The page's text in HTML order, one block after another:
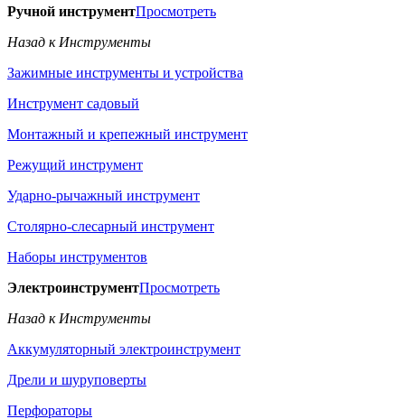
Ручной инструментПросмотреть
Назад к Инструменты
Зажимные инструменты и устройства
Инструмент садовый
Монтажный и крепежный инструмент
Режущий инструмент
Ударно-рычажный инструмент
Столярно-слесарный инструмент
Наборы инструментов
ЭлектроинструментПросмотреть
Назад к Инструменты
Аккумуляторный электроинструмент
Дрели и шуруповерты
Перфораторы